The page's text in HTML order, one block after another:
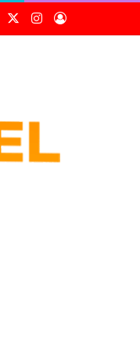
Instagram
Entrar